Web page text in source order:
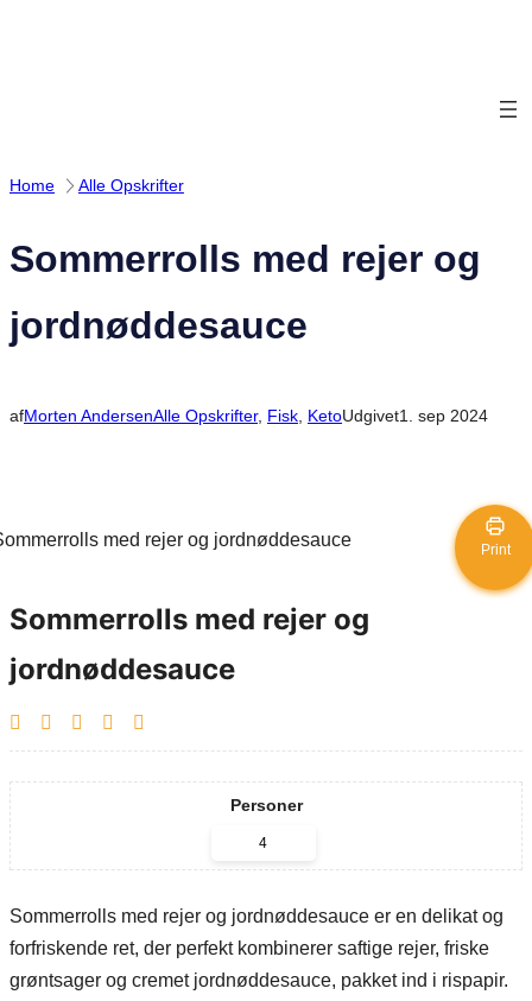
Home Alle Opskrifter
Sommerrolls med rejer og
jordnøddesauce
afMorten AndersenAlle Opskrifter, Fisk KetoUdgivet1. sep 2024
Print
Sommerrolls med rejer og
jordnøddesauce
Personer
Sommerrolls med rejer og jordnøddesauce er en delikat og
forfriskende ret, der perfekt kombinerer saftige rejer, friske
grøntsager og cremet jordnøddesauce, pakket ind i rispapir.